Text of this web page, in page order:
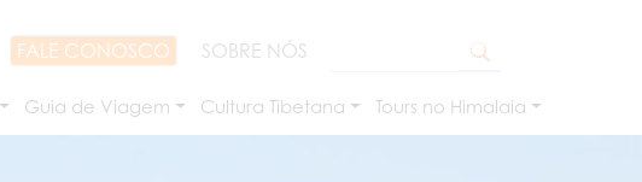
FALE CONOSCO SOBRE NÓS
Guia de Viagem Cultura Tibetana Tours no Himalaia